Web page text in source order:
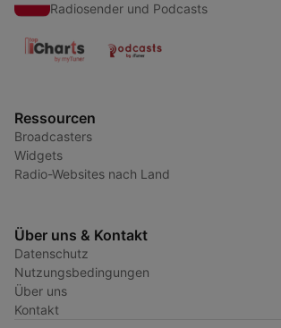
Radiosender und Podcasts
Ressourcen
Broadcasters
Widgets
Radio-Websites nach Land
Über uns & Kontakt
Datenschutz
Nutzungsbedingungen
Über uns
Kontakt